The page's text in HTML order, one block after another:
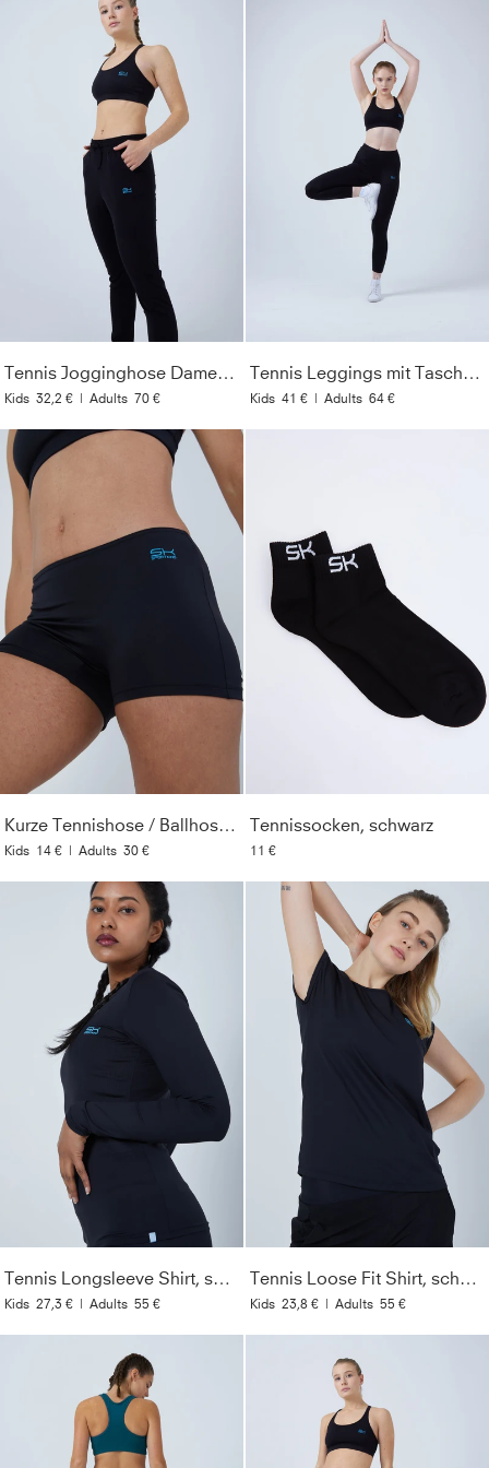
Tennis Jogginghose Damen & Mädchen, schwarz
Kids 32,2 € | Adults 70 €
Tennis Leggings mit Taschen lang, schwarz
Kids 41 € | Adults 64 €
Kurze Tennishose / Ballhose, schwarz
Kids 14 € | Adults 30 €
Tennissocken, schwarz
11 €
Tennis Longsleeve Shirt, schwarz
Kids 27,3 € | Adults 55 €
Tennis Loose Fit Shirt, schwarz
Kids 23,8 € | Adults 55 €